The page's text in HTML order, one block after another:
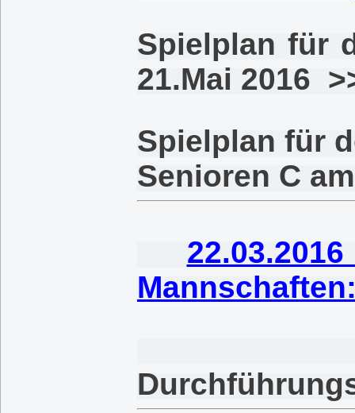
Spielplan für
21.Mai 2016
Spielplan für
Senioren C